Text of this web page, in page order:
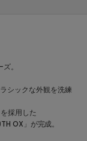
。
シックな外観を洗練
採用した
OX」が完成。